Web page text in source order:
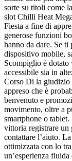
sorte su titoli come
slot Chilli Heat
Fiesta a fine di
generose funzioni
hanno da dare. Se
dispositivo mobile,
Scompiglio è dotato
accessibile sia in
Corso Di la giudizio
appreso che è
benvenuto e
movimento, oltre a
smartphone o
vittoria registrare un
contattare l’aiuto.
ottimizzata con lo
un’esperienza